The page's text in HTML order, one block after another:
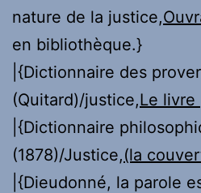
nature de la justice,
en bibliothèque.}
|{Dictionnaire des
(Quitard)/justice,Le livre
|{Dictionnaire
(1878)/Justice,(la
|{Dieudonné, la parole